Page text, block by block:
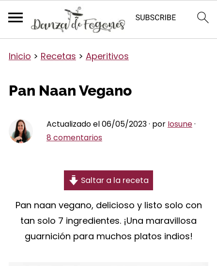
Inicio > Recetas > Aperitivos
Pan Naan Vegano
Actualizado el 06/05/2023 · por Iosune·
8 comentarios
Saltar a la receta
Pan naan vegano, delicioso y listo solo con
tan solo 7 ingredientes. ¡Una maravillosa
guarnición para muchos platos indios!